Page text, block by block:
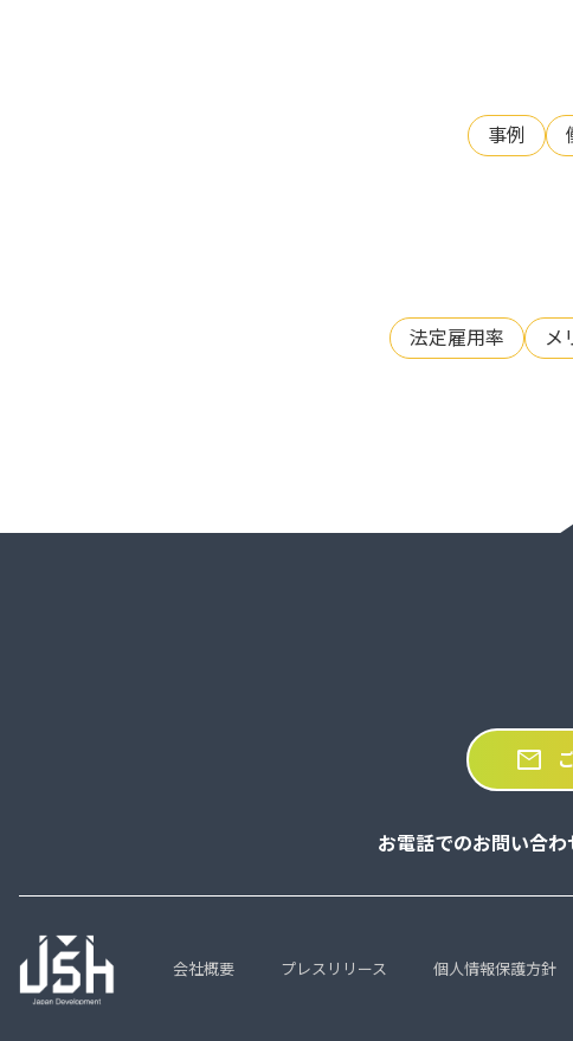
事例
法定雇用率 メ
mail
お電話でのお問い合わ
会社概要 プレスリリース 個人情報保護方針